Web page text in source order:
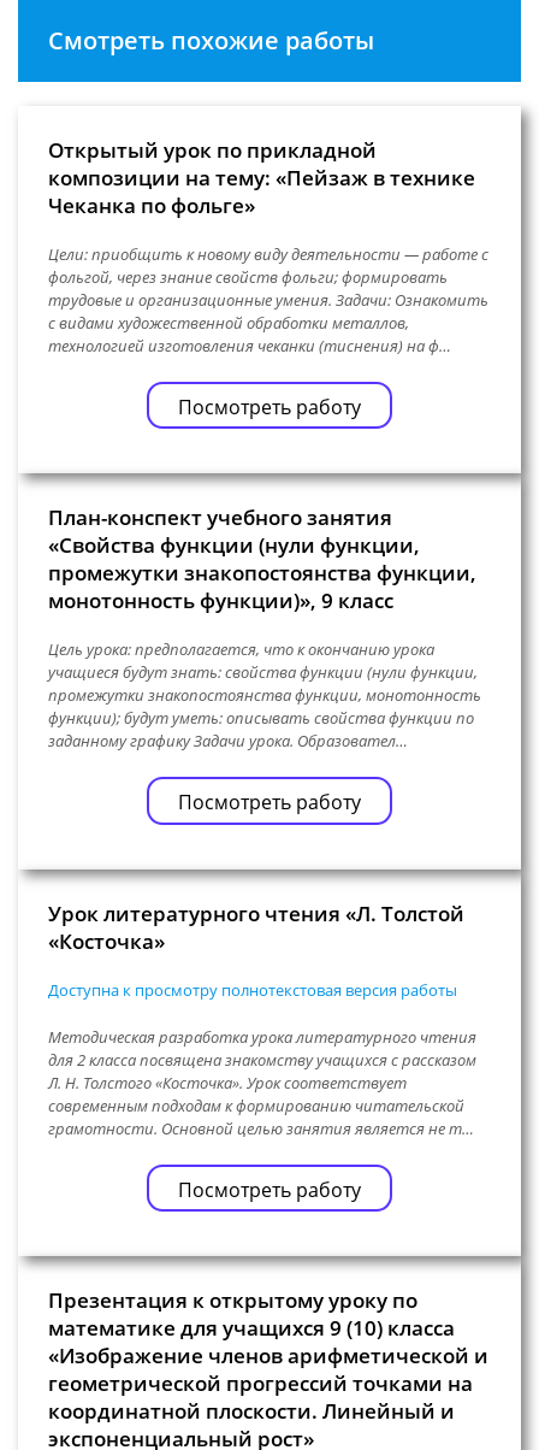
Смотреть похожие работы
Открытый урок по прикладной
композиции на тему: «Пейзаж в технике
Чеканка по фольге»
Цели: приобщить к новому виду деятельности — работе с
фольгой, через знание свойств фольги; формировать
трудовые и организационные умения. Задачи: Ознакомить
с видами художественной обработки металлов,
технологией изготовления чеканки (тиснения) на ф…
Посмотреть работу
План-конспект учебного занятия
«Свойства функции (нули функции,
промежутки знакопостоянства функции,
монотонность функции)», 9 класс
Цель урока: предполагается, что к окончанию урока
учащиеся будут знать: свойства функции (нули функции,
промежутки знакопостоянства функции, монотонность
функции); будут уметь: описывать свойства функции по
заданному графику Задачи урока. Образовател…
Посмотреть работу
Урок литературного чтения «Л. Толстой
«Косточка»
Доступна к просмотру полнотекстовая версия работы
Методическая разработка урока литературного чтения
для 2 класса посвящена знакомству учащихся с рассказом
Л. Н. Толстого «Косточка». Урок соответствует
современным подходам к формированию читательской
грамотности. Основной целью занятия является не т…
Посмотреть работу
Презентация к открытому уроку по
математике для учащихся 9 (10) класса
«Изображение членов арифметической и
геометрической прогрессий точками на
координатной плоскости. Линейный и
экспоненциальный рост»